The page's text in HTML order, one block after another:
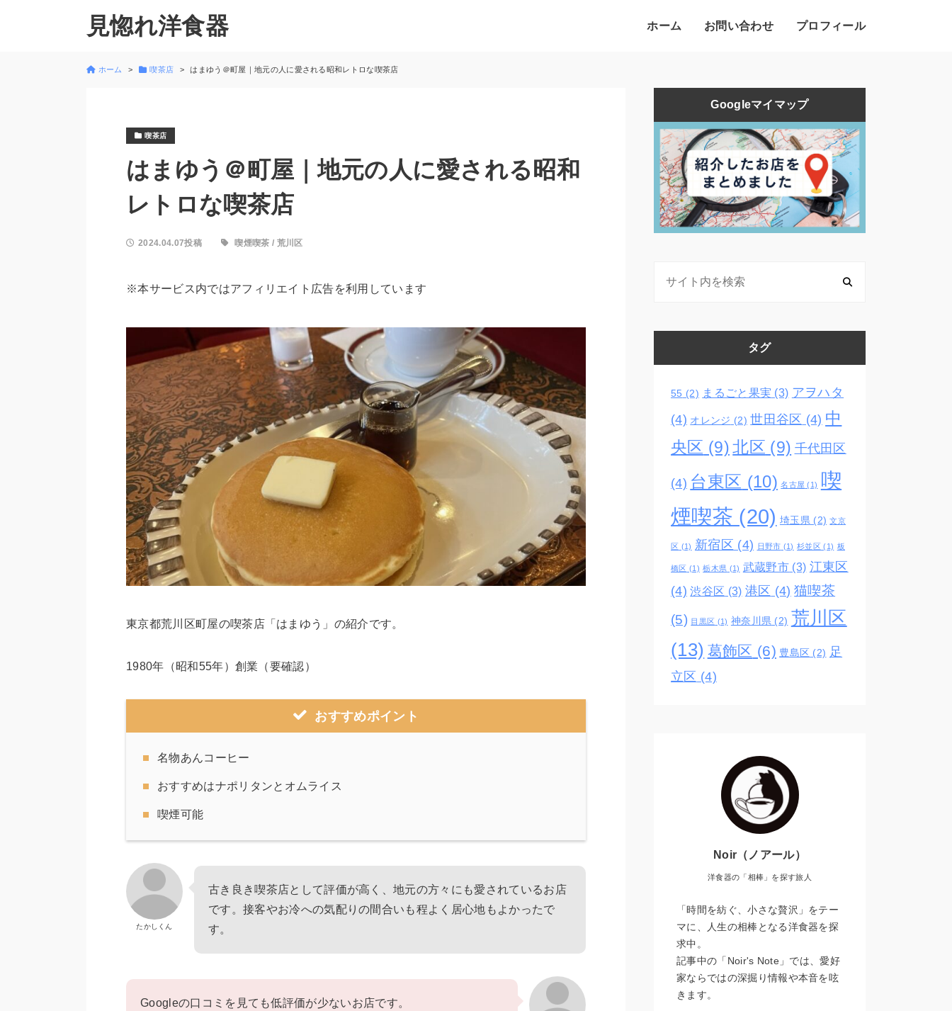
見惚れ洋食器 ホーム お問い合わせ プロフィール
ホーム 喫茶店 はまゆう＠町屋｜地元の人に愛される昭和レトロな喫茶店
喫茶店
はまゆう＠町屋｜地元の人に愛される昭和
レトロな喫茶店
2024.04.07投稿 喫煙喫茶 / 荒川区
※本サービス内ではアフィリエイト広告を利用しています
東京都荒川区町屋の喫茶店「はまゆう」の紹介です。
1980年（昭和55年）創業（要確認）
おすすめポイント
名物あんコーヒー
おすすめはナポリタンとオムライス
喫煙可能
たかしくん
古き良き喫茶店として評価が高く、地元の方々にも愛されているお店
です。接客やお冷への気配りの間合いも程よく居心地もよかったで
す。
Googleの口コミを見ても低評価が少ないお店です。
Googleマイマップ
タグ
55 (2) まるごと果実 (3) アヲハタ
(4) オレンジ (2) 世田谷区 (4) 中
央区 (9) 北区 (9) 千代田区
(4) 台東区 (10) 名古屋 (1) 喫
煙喫茶 (20) 埼玉県 (2) 文京
区 (1) 新宿区 (4) 日野市 (1) 杉並区 (1) 板
橋区 (1) 栃木県 (1) 武蔵野市 (3) 江東区
(4) 渋谷区 (3) 港区 (4) 猫喫茶
(5) 目黒区 (1) 神奈川県 (2) 荒川区
(13) 葛飾区 (6) 豊島区 (2) 足
立区 (4)
Noir（ノアール）
洋食器の「相棒」を探す旅人
「時間を紡ぐ、小さな贅沢」をテー
マに、人生の相棒となる洋食器を探
求中。
記事中の「Noir's Note」では、愛好
家ならではの深掘り情報や本音を呟
きます。